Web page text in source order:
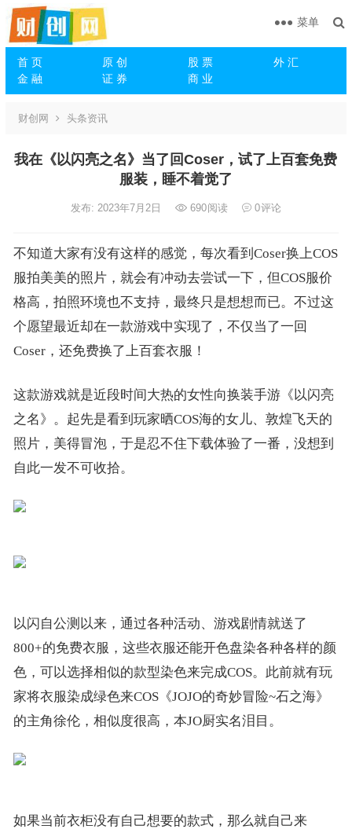
首 页 原 创 股 票
外 汇
金 融
证 券 商 业
菜单
财创网 头条资讯
我在《以闪亮之名》当了回Coser，试了上百套免费
服装，睡不着觉了
发布: 2023年7月2日 690阅读 0评论
不知道大家有没有这样的感觉，每次看到Coser换上COS
服拍美美的照片，就会有冲动去尝试一下，但COS服价
格高，拍照环境也不支持，最终只是想想而已。不过这
个愿望最近却在一款游戏中实现了，不仅当了一回
Coser，还免费换了上百套衣服！
这款游戏就是近段时间大热的女性向换装手游《以闪亮
之名》。起先是看到玩家晒COS海的女儿、敦煌飞天的
照片，美得冒泡，于是忍不住下载体验了一番，没想到
自此一发不可收拾。
以闪自公测以来，通过各种活动、游戏剧情就送了
800+的免费衣服，这些衣服还能开色盘染各种各样的颜
色，可以选择相似的款型染色来完成COS。此前就有玩
家将衣服染成绿色来COS《JOJO的奇妙冒险~石之海》
的主角徐伦，相似度很高，本JO厨实名泪目。
如果当前衣柜没有自己想要的款式，那么就自己来